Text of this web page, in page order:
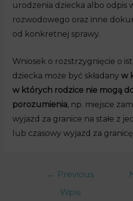
urodzenia dziecka albo odpis
rozwodowego oraz inne
od konkretnej sprawy.
Wniosek o rozstrzygnięcie o
dziecka może być składany w
w których rodzice nie mogą
porozumienia, np. miejsce
wyjazd za granice na stałe z
lub czasowy wyjazd za
← Previous
Wpis